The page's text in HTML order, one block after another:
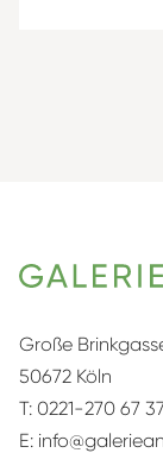
Große
50672 Köln
T: 0221-270 67
E: